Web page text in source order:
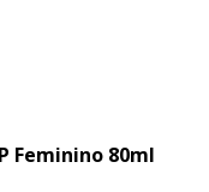
Feminino 80ml